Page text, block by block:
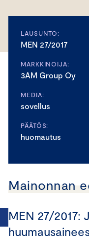
LAUSUNTO:
MEN 27/2017
MARKKINOIJA:
3AM Group Oy
MEDIA:
sovellus
PÄÄTÖS:
huomautus
Mainonnan
MEN 27/2017: